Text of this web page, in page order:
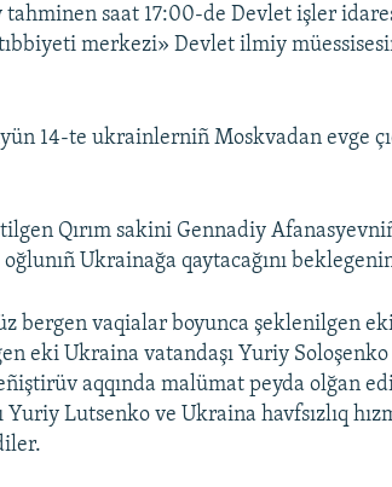
saat 17:00-de Devlet işler
merkezi» Devlet ilmiy
14-te ukrainlerniñ Moskvadan evge
Qırım sakini Gennadiy
Ukrainağa qaytacağını
bergen vaqialar boyunca şeklenilgen
eki Ukraina vatandaşı Yuriy Soloşenko
aqqında malümat peyda olğan
Lutsenko ve Ukraina havfsızlıq